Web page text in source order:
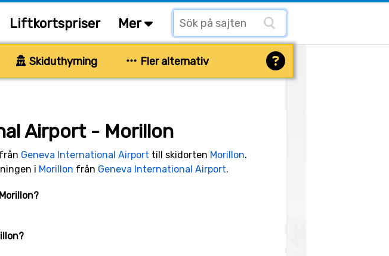
Liftkortspriser Mer
Skiduthyrning Fler alternativ
Airport - Morillon
Geneva International Airport till skidorten Morillon.
i Morillon från Geneva International Airport.